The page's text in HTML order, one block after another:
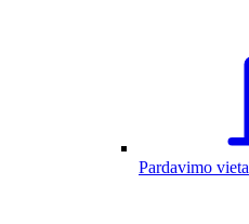
Pardavimo vieta